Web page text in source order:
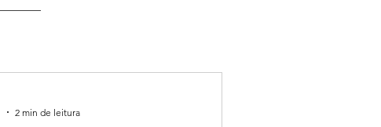
2 min de leitura